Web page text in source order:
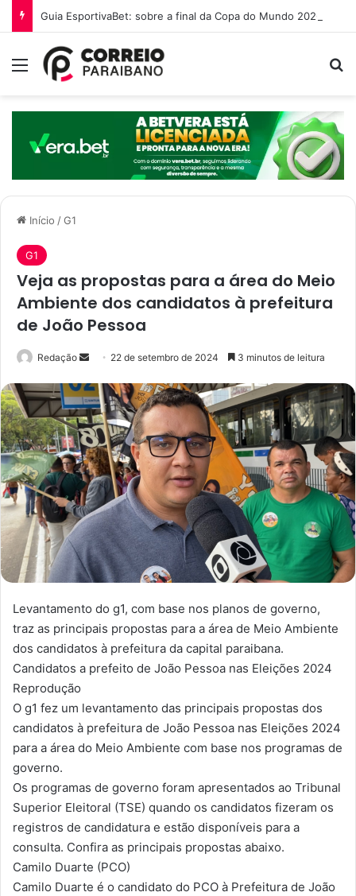
Guia EsportivaBet: sobre a final da Copa do Mundo 2026
Menu
Início /G1
G1
Veja as propostas para a área do Meio
Ambiente dos candidatos à prefeitura
de João Pessoa
Redação
n
d
e
u
m
e
-
m
a
l
22 de setembro de 2024 3 minutos de leitura
Levantamento do g1, com base nos planos de governo,
traz as principais propostas para a área de Meio Ambiente
dos candidatos à prefeitura da capital paraibana.
Candidatos a prefeito de João Pessoa nas Eleições 2024
Reprodução
O g1 fez um levantamento das principais propostas dos
candidatos à prefeitura de João Pessoa nas Eleições 2024
para a área do Meio Ambiente com base nos programas de
governo.
Os programas de governo foram apresentados ao Tribunal
Superior Eleitoral (TSE) quando os candidatos fizeram os
registros de candidatura e estão disponíveis para a
consulta. Confira as principais propostas abaixo.
Camilo Duarte (PCO)
Camilo Duarte é o candidato do PCO à Prefeitura de João